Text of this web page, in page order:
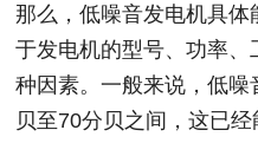
那么，低噪音发电机具
于发电机的型号、功率
种因素。一般来说，低
贝至70分贝之间，这已